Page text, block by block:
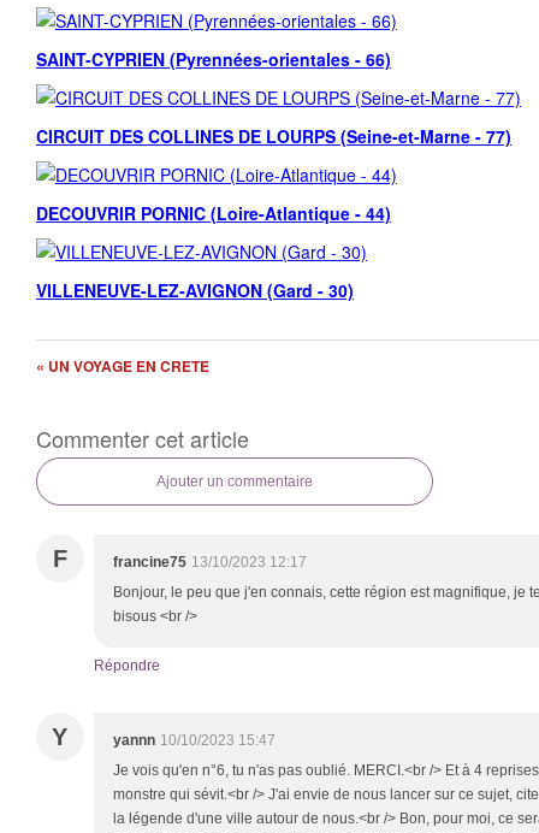
SAINT-CYPRIEN (Pyrennées-orientales - 66)
CIRCUIT DES COLLINES DE LOURPS (Seine-et-Marne - 77)
DECOUVRIR PORNIC (Loire-Atlantique - 44)
VILLENEUVE-LEZ-AVIGNON (Gard - 30)
« UN VOYAGE EN CRETE
Commenter cet article
Ajouter un commentaire
F francine75 13/10/2023 12:17
Bonjour, le peu que j'en connais, cette région est magnifique, je
bisous <br />
Répondre
Y yannn 10/10/2023 15:47
Je vois qu'en n°6, tu n'as pas oublié. MERCI.<br /> Et à 4
monstre qui sévit.<br /> J'ai envie de nous lancer sur ce sujet,
la légende d'une ville autour de nous.<br /> Bon, pour moi, ce